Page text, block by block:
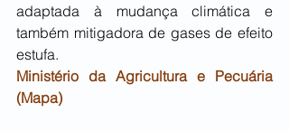
adaptada à mudança climática e
também mitigadora de gases de efeito
estufa.
Ministério da Agricultura e Pecuária
(Mapa)